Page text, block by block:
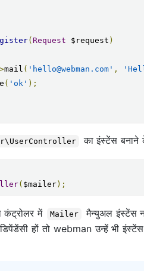
( Request $request )
mail ( 'hello@webman.com' ,
( 'ok' );
का इंस्टेंस बनाने
( $mailer);
कंट्रोलर में Mailer मैन्युअल इंस्टेंस
हों तो webman उन्हें भी